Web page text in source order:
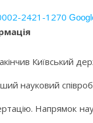
2421-1270
Київський
науковий
Напрямок